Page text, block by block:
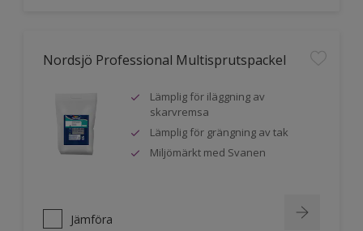
Nordsjö Professional Multisprutspackel
Lämplig för iläggning av
skarvremsa
Lämplig för grängning av tak
Miljömärkt med Svanen
Jämföra